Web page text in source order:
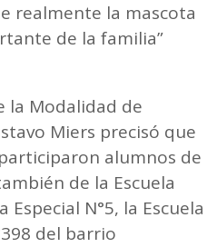
realmente la mascota
de la familia”
la Modalidad de
Miers precisó que
alumnos de
de la Escuela
Especial N°5, la Escuela
del barrio